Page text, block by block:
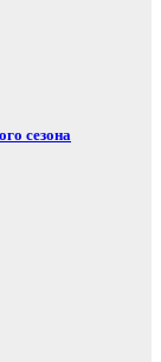
сезона